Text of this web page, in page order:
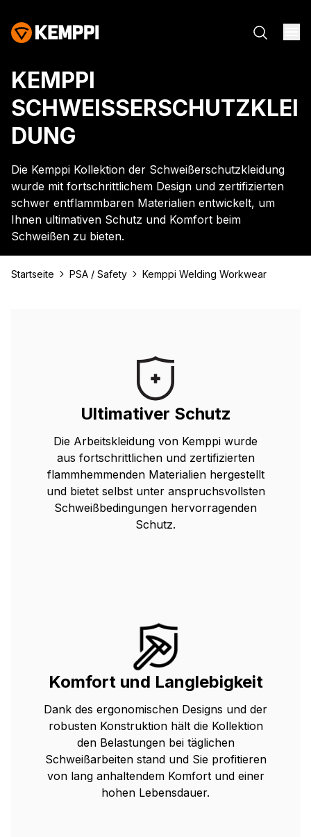
KEMPPI
SCHWEISSERSCHUTZKLEID
UNG
Die Kemppi Kollektion der Schweißerschutzkleidung
wurde mit fortschrittlichem Design und zertifizierten
schwer entflammbaren Materialien entwickelt, um
Ihnen ultimativen Schutz und Komfort beim
Schweißen zu bieten.
Startseite PSA / Safety Kemppi Welding Workwear
Ultimativer Schutz
Die Arbeitskleidung von Kemppi wurde
aus fortschrittlichen und zertifizierten
flammhemmenden Materialien hergestellt
und bietet selbst unter anspruchsvollsten
Schweißbedingungen hervorragenden
Schutz.
Komfort und Langlebigkeit
Dank des ergonomischen Designs und der
robusten Konstruktion hält die Kollektion
den Belastungen bei täglichen
Schweißarbeiten stand und Sie profitieren
von lang anhaltendem Komfort und einer
hohen Lebensdauer.